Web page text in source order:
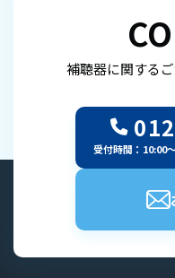
補聴器に関する
受付時間：10:00